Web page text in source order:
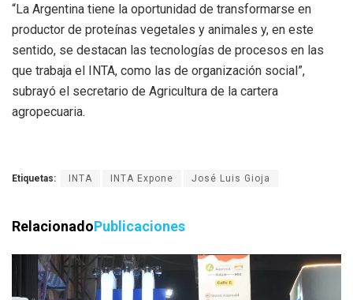
“La Argentina tiene la oportunidad de transformarse en
productor de proteínas vegetales y animales y, en este
sentido, se destacan las tecnologías de procesos en las
que trabaja el INTA, como las de organización social”,
subrayó el secretario de Agricultura de la cartera
agropecuaria.
Etiquetas: INTA INTA Expone José Luis Gioja
RelacionadoPublicaciones